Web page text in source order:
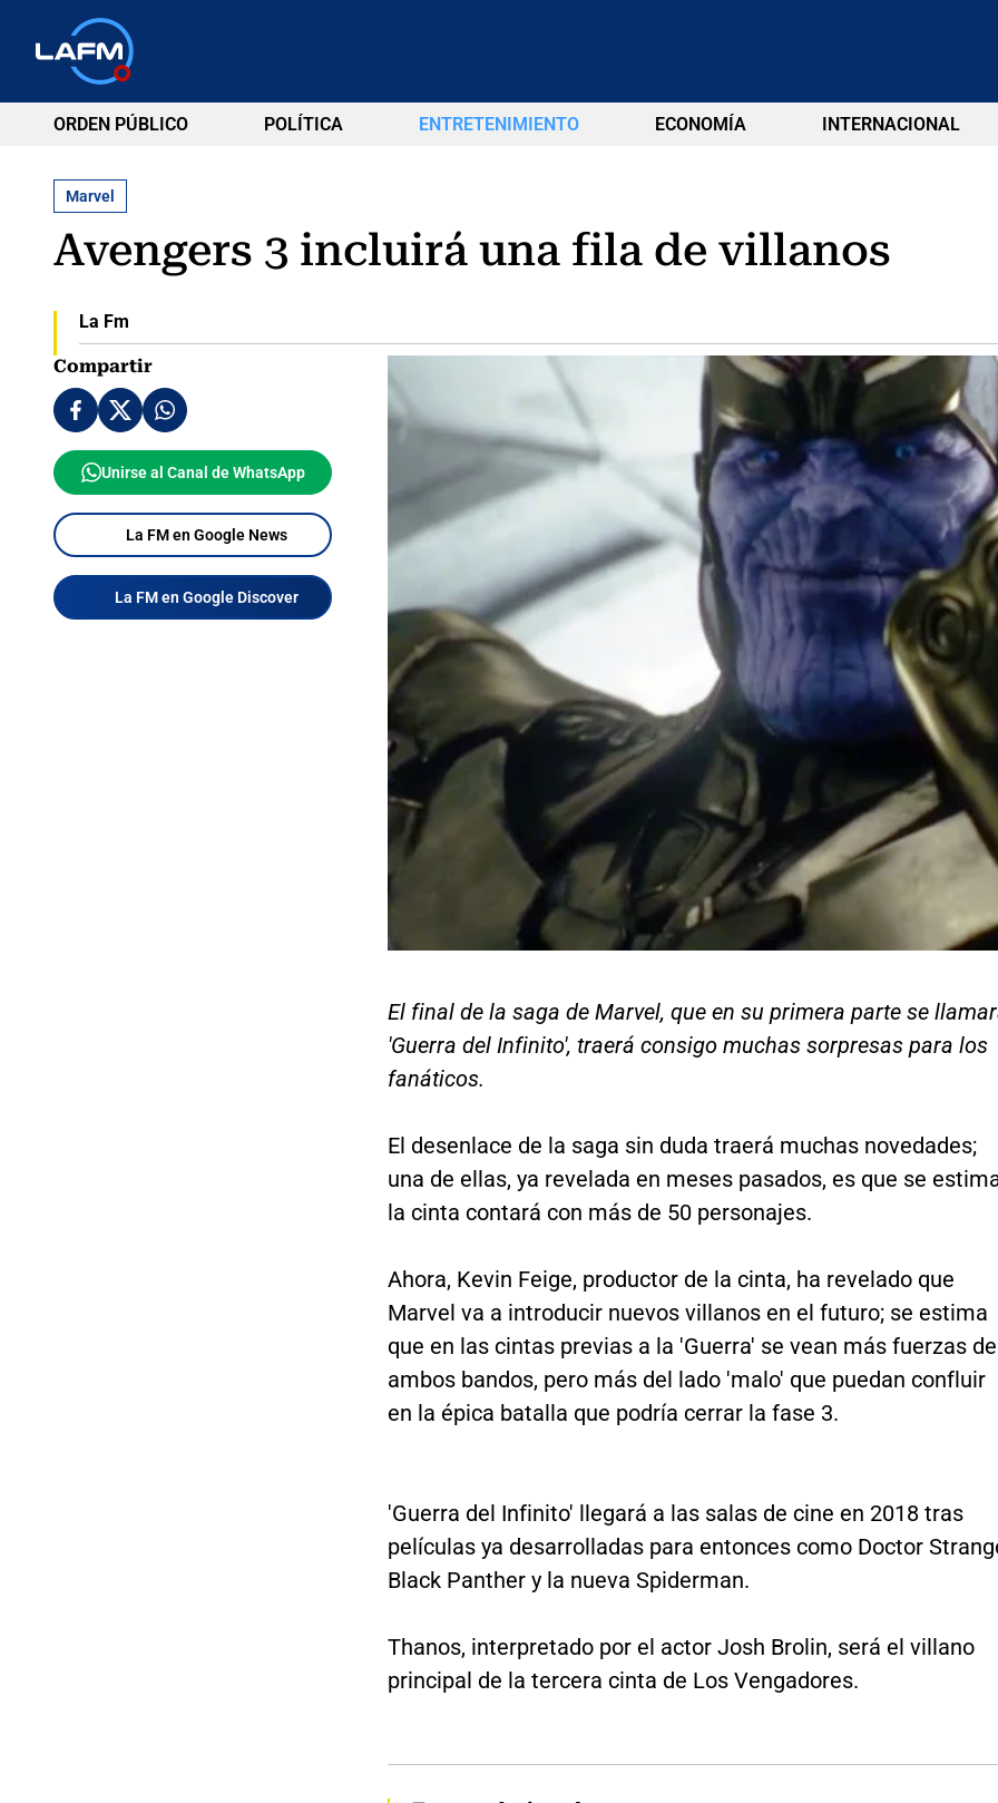
ORDEN PÚBLICO POLÍTICA ENTRETENIMIENTO ECONOMÍA INTERNACIONAL
Marvel
Avengers 3 incluirá una fila de villanos
La Fm
Compartir
Unirse al Canal de WhatsApp
La FM en Google News
La FM en Google Discover
El final de la saga de Marvel, que en su primera parte se
'Guerra del Infinito', traerá consigo muchas sorpresas para los
fanáticos.
El desenlace de la saga sin duda traerá muchas novedades;
una de ellas, ya revelada en meses pasados, es que se
la cinta contará con más de 50 personajes.
Ahora, Kevin Feige, productor de la cinta, ha revelado que
Marvel va a introducir nuevos villanos en el futuro; se estima
que en las cintas previas a la 'Guerra' se vean más fuerzas de
ambos bandos, pero más del lado 'malo' que puedan confluir
en la épica batalla que podría cerrar la fase 3.
'Guerra del Infinito' llegará a las salas de cine en 2018 tras
películas ya desarrolladas para entonces como Doctor
Black Panther y la nueva Spiderman.
Thanos, interpretado por el actor Josh Brolin, será el villano
principal de la tercera cinta de Los Vengadores.